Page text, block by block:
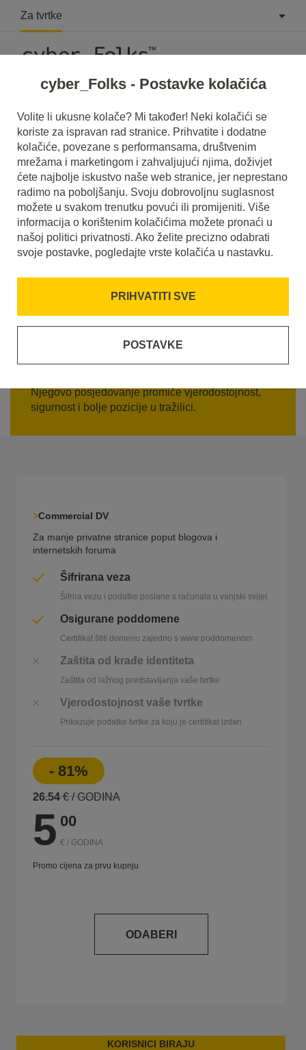
Za tvrtke
SSL Certifikati
Sigurnost vaše web stranice
SSL certifikat je osnova za povjerljivu
Njegovo posjedovanje promiče vjerodostojnost,
sigurnost i bolje pozicije u tražilici.
Commercial DV
Za manje privatne stranice poput blogova i
internetskih foruma
Šifrirana veza
Šifrira vezu i podatke poslane s računala u vanjski svijet
Osigurane poddomene
Certifikat štiti domenu zajedno s www poddomenom
Zaštita od krađe identiteta
Zaštita od lažnog predstavljanja vaše tvrtke
Vjerodostojnost vaše tvrtke
Prikazuje podatke tvrtke za koju je certifikat izdan
26.54 € / GODINA
- 81%
5 00
€ / GODINA
Promo cijena za prvu kupnju
ODABERI
KORISNICI BIRAJU
cyber_Folks - Postavke kolačića
Volite li ukusne kolače? Mi također! Neki kolačići se
koriste za ispravan rad stranice. Prihvatite i dodatne
kolačiće, povezane s performansama, društvenim
mrežama i marketingom i zahvaljujući njima, doživjet
ćete najbolje iskustvo naše web stranice, jer neprestano
radimo na poboljšanju. Svoju dobrovoljnu suglasnost
možete u svakom trenutku povući ili promijeniti. Više
informacija o korištenim kolačićima možete pronaći u
našoj politici privatnosti. Ako želite precizno odabrati
svoje postavke, pogledajte vrste kolačića u nastavku.
PRIHVATITI SVE
POSTAVKE